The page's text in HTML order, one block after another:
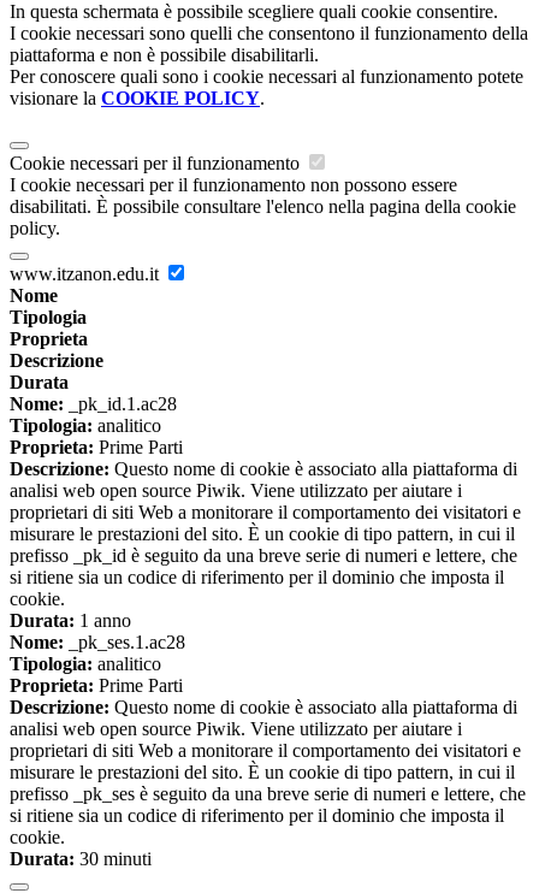
In questa schermata è possibile scegliere quali cookie consentire.
I cookie necessari sono quelli che consentono il funzionamento della
piattaforma e non è possibile disabilitarli.
Per conoscere quali sono i cookie necessari al funzionamento potete
visionare la COOKIE POLICY.
Cookie necessari per il funzionamento
I cookie necessari per il funzionamento non possono essere
disabilitati. È possibile consultare l'elenco nella pagina della cookie
policy.
www.itzanon.edu.it
Nome
Tipologia
Proprieta
Descrizione
Durata
Nome: _pk_id.1.ac28
Tipologia: analitico
Proprieta: Prime Parti
Descrizione: Questo nome di cookie è associato alla piattaforma di
analisi web open source Piwik. Viene utilizzato per aiutare i
proprietari di siti Web a monitorare il comportamento dei visitatori e
misurare le prestazioni del sito. È un cookie di tipo pattern, in cui il
prefisso _pk_id è seguito da una breve serie di numeri e lettere, che
si ritiene sia un codice di riferimento per il dominio che imposta il
cookie.
Durata: 1 anno
Nome: _pk_ses.1.ac28
Tipologia: analitico
Proprieta: Prime Parti
Descrizione: Questo nome di cookie è associato alla piattaforma di
analisi web open source Piwik. Viene utilizzato per aiutare i
proprietari di siti Web a monitorare il comportamento dei visitatori e
misurare le prestazioni del sito. È un cookie di tipo pattern, in cui il
prefisso _pk_ses è seguito da una breve serie di numeri e lettere, che
si ritiene sia un codice di riferimento per il dominio che imposta il
cookie.
Durata: 30 minuti